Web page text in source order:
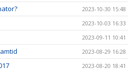
2023-10-30 15:48
2023-10-03 16:33
2023-09-11 10:41
2023-08-29 16:28
2023-08-20 18:41